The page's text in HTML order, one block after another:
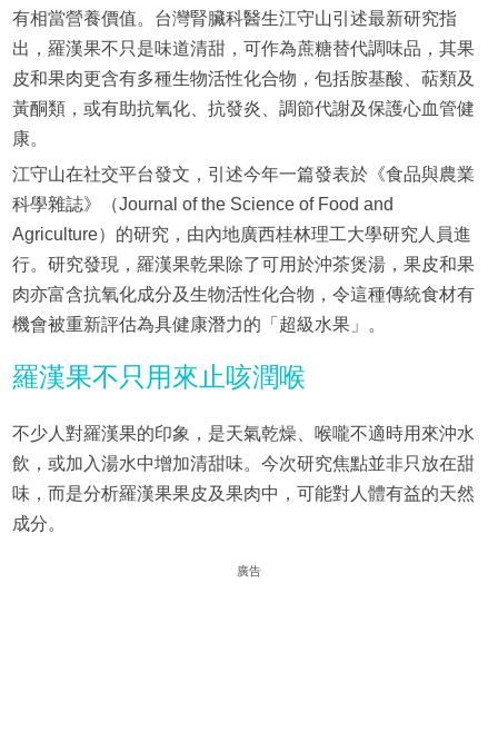
有相當營養價值。台灣腎臟科醫生江守山引述最新研究指
出，羅漢果不只是味道清甜，可作為蔗糖替代調味品，其果
皮和果肉更含有多種生物活性化合物，包括胺基酸、萜類及
黃酮類，或有助抗氧化、抗發炎、調節代謝及保護心血管健
康。
江守山在社交平台發文，引述今年一篇發表於《食品與農業
科學雜誌》（Journal of the Science of Food and
Agriculture）的研究，由內地廣西桂林理工大學研究人員進
行。研究發現，羅漢果乾果除了可用於沖茶煲湯，果皮和果
肉亦富含抗氧化成分及生物活性化合物，令這種傳統食材有
機會被重新評估為具健康潛力的「超級水果」。
羅漢果不只用來止咳潤喉
不少人對羅漢果的印象，是天氣乾燥、喉嚨不適時用來沖水
飲，或加入湯水中增加清甜味。今次研究焦點並非只放在甜
味，而是分析羅漢果果皮及果肉中，可能對人體有益的天然
成分。
廣告